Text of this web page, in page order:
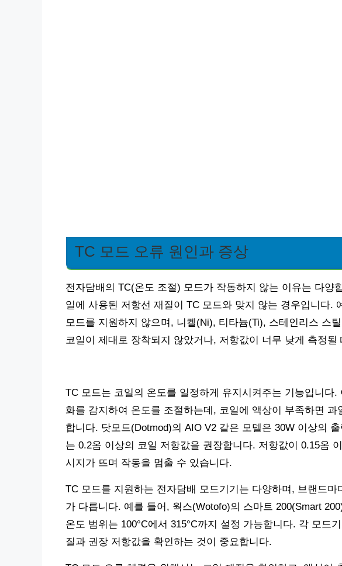
TC 모드 오류 원인과 증상
전자담배의 TC(온도 조절) 모드가 작동하지 않는 이유는 다양
일에 사용된 저항선 재질이 TC 모드와 맞지 않는 경우입니다.
모드를 지원하지 않으며, 니켈(Ni), 티타늄(Ti), 스테인리스 스
코일이 제대로 장착되지 않았거나, 저항값이 너무 낮게 측정
TC 모드는 코일의 온도를 일정하게 유지시켜주는 기능입니다
화를 감지하여 온도를 조절하는데, 코일에 액상이 부족하면
합니다. 닷모드(Dotmod)의 AIO V2 같은 모델은 30W 이상의
는 0.2옴 이상의 코일 저항값을 권장합니다. 저항값이 0.15옴 이
시지가 뜨며 작동을 멈출 수 있습니다.
TC 모드를 지원하는 전자담배 모드기기는 다양하며, 브랜드마
가 다릅니다. 예를 들어, 웍스(Wotofo)의 스마트 200(Smart
온도 범위는 100°C에서 315°C까지 설정 가능합니다. 각 모드
질과 권장 저항값을 확인하는 것이 중요합니다.